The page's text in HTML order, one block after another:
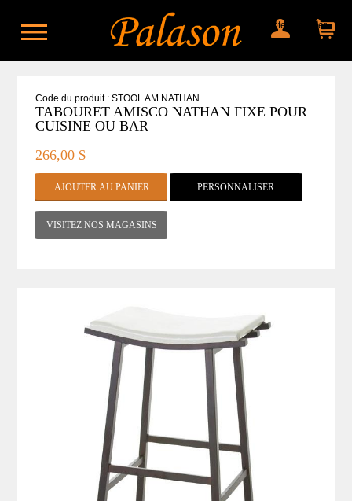
Mon compteMon panier
Code du produit : STOOL AM NATHAN
TABOURET AMISCO NATHAN FIXE POUR
CUISINE OU BAR
266,00 $
PERSONNALISER
VISITEZ NOS MAGASINS